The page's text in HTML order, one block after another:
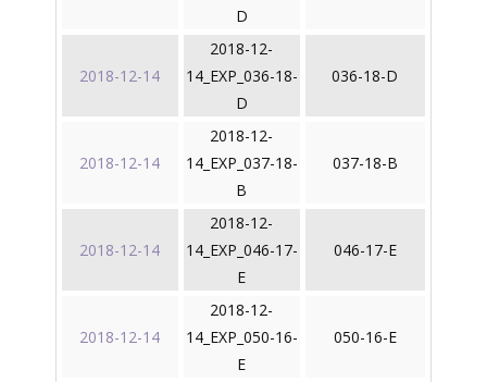
D
2018-12-14
2018-12-
14_EXP_036-18-
D
036-18-D
2018-12-14
2018-12-
14_EXP_037-18-
B
037-18-B
2018-12-14
2018-12-
14_EXP_046-17-
E
046-17-E
2018-12-14
2018-12-
14_EXP_050-16-
E
050-16-E